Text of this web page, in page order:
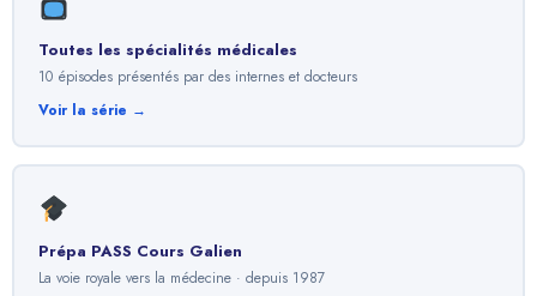
Toutes les spécialités médicales
10 épisodes présentés par des internes et docteurs
Voir la série →
Prépa PASS Cours Galien
La voie royale vers la médecine · depuis 1987